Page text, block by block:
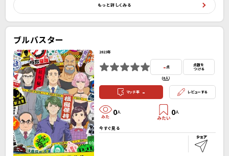
もっと詳しくみる
ブルバスター
2023年
-点
(0人）
点数を
つける
マッチ率 - レビューする
0人 0人
今すぐ見る